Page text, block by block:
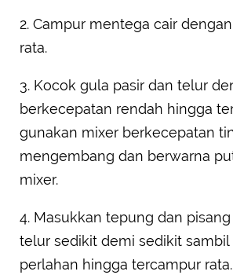
2. Campur mentega cair
rata.
3. Kocok gula pasir dan telur
berkecepatan rendah hingga
gunakan mixer berkecepatan
mengembang dan berwarna
mixer.
4. Masukkan tepung dan
telur sedikit demi sedikit sambil
perlahan hingga tercampur rata.